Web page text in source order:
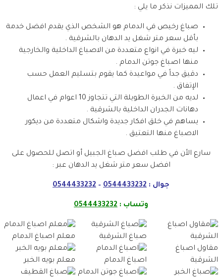
تلك المميزات نذكر ما يلي :
صباغ رخيص في الدمام هو الشخص الذي يقدم افضل خدمة
بأقل سعر متر شغل يد الدهان بالشرقية .
ليه خبرة في انواع متعددة من الاصباغ الداخلية والخارجية
منها اصباغ جوتن الدمام .
دقيق جداً في مواعيدة كما يقوم بتسليم العمل حسب
الإتفاق .
لديه من الخبرة الطويلة التي تتجاوز 10 اعوام في اعمال
دهانات الجدران الداخلية بالشرقية .
يساهم في خلق افكار جديدة واشكال متعددة من ديكور
الاصباغ منها التعتيق .
سارع الأن في طلب افضل صباغ الجبيل أو اتصل للحصول على
افضل سعر متر شغل يد الدهان عبر :
جوال : 0544433232
–
0544433232
وتساب : 0544433232
مقاول اصباغ
الشرقية
صباغ الشرقية معلم اصباغ الدمام
اصباغ الدمام معلم بويه الخبر